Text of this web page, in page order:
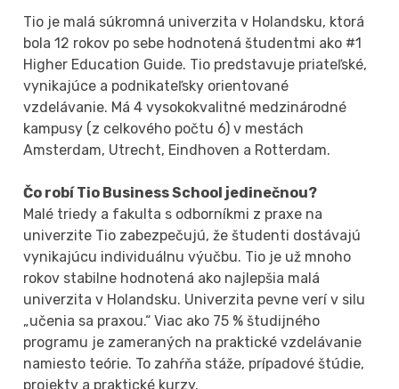
Tio je malá súkromná univerzita v Holandsku, ktorá
bola 12 rokov po sebe hodnotená študentmi ako #1
Higher Education Guide. Tio predstavuje priateľské,
vynikajúce a podnikateľsky orientované
vzdelávanie. Má 4 vysokokvalitné medzinárodné
kampusy (z celkového počtu 6) v mestách
Amsterdam, Utrecht, Eindhoven a Rotterdam.
Čo robí Tio Business School jedinečnou?
Malé triedy a fakulta s odborníkmi z praxe na
univerzite Tio zabezpečujú, že študenti dostávajú
vynikajúcu individuálnu výučbu. Tio je už mnoho
rokov stabilne hodnotená ako najlepšia malá
univerzita v Holandsku. Univerzita pevne verí v silu
„učenia sa praxou.“ Viac ako 75 % študijného
programu je zameraných na praktické vzdelávanie
namiesto teórie. To zahŕňa stáže, prípadové štúdie,
projekty a praktické kurzy.